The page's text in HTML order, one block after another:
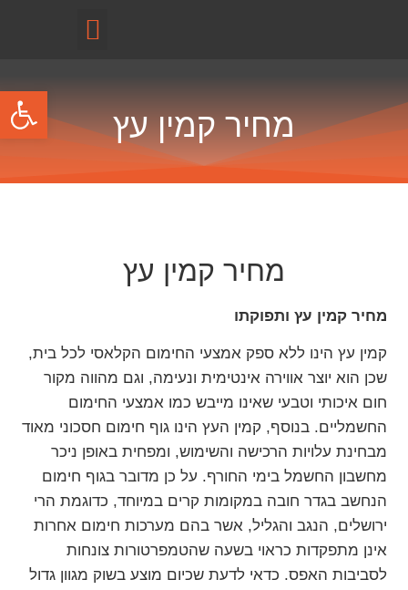
מחיר קמין עץ
מחיר קמין עץ
מחיר קמין עץ ותפוקתו
קמין עץ הינו ללא ספק אמצעי החימום הקלאסי לכל בית,
שכן הוא יוצר אווירה אינטימית ונעימה, וגם מהווה מקור
חום איכותי וטבעי שאינו מייבש כמו אמצעי החימום
החשמליים. בנוסף, קמין העץ הינו גוף חימום חסכוני מאוד
מבחינת עלויות הרכישה והשימוש, ומפחית באופן ניכר
מחשבון החשמל בימי החורף. על כן מדובר בגוף חימום
הנחשב בגדר חובה במקומות קרים במיוחד, כדוגמת הרי
ירושלים, הנגב והגליל, אשר בהם מערכות חימום אחרות
אינן מתפקדות כראוי בשעה שהטמפרטורות צונחות
לסביבות האפס. כדאי לדעת שכיום מוצע בשוק מגוון גדול